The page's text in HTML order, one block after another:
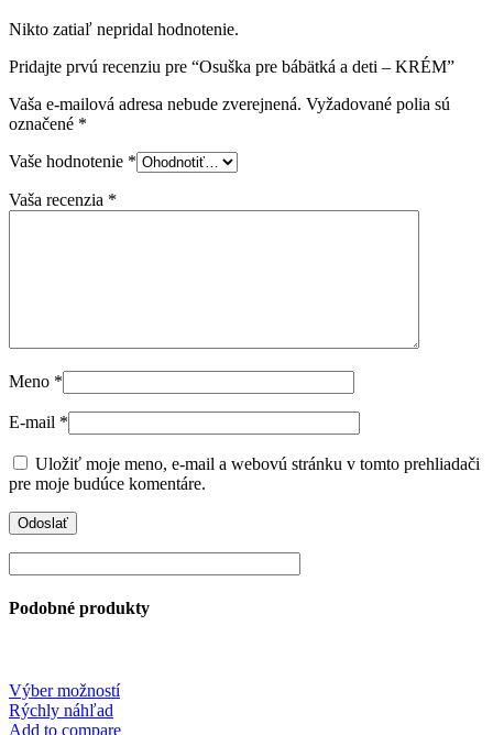
Nikto zatiaľ nepridal hodnotenie.
Pridajte prvú recenziu pre “Osuška pre bábätká a deti – KRÉM”
Vaša e-mailová adresa nebude zverejnená. Vyžadované polia sú
označené *
Vaše hodnotenie *
Vaša recenzia *
Meno *
E-mail *
Uložiť moje meno, e-mail a webovú stránku v tomto prehliadači
pre moje budúce komentáre.
Podobné produkty
Výber možnostíThis
has
Rýchly náhľad
Add to compare